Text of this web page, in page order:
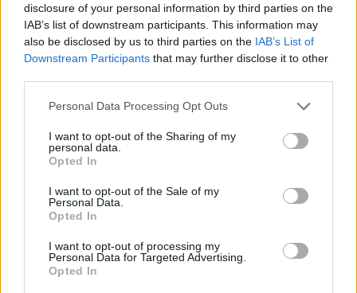
disclosure of your personal information by third parties on the
IAB’s list of downstream participants. This information may
also be disclosed by us to third parties on the IAB’s List of
Downstream Participants that may further disclose it to other
Personal Data Processing Opt Outs
I want to opt-out of the Sharing of my
personal data.
Opted In
I want to opt-out of the Sale of my
Personal Data.
Opted In
I want to opt-out of processing my
Personal Data for Targeted Advertising.
Opted In
Francesc Sancliment, 81
08500 Vic (Barcelona)
Latitud: 41.9431711, longitud:
2.260677900000019